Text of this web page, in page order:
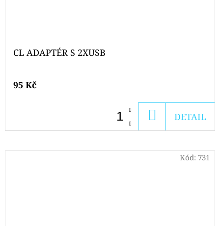
CL ADAPTÉR S 2XUSB
95 Kč
KOŠÍKU
DETAIL
Kód: 731